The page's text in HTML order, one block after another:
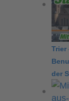
Trier
der